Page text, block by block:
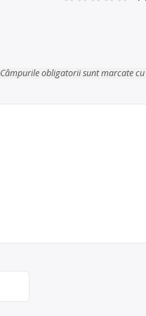
Câmpurile obligatorii sunt marcate cu